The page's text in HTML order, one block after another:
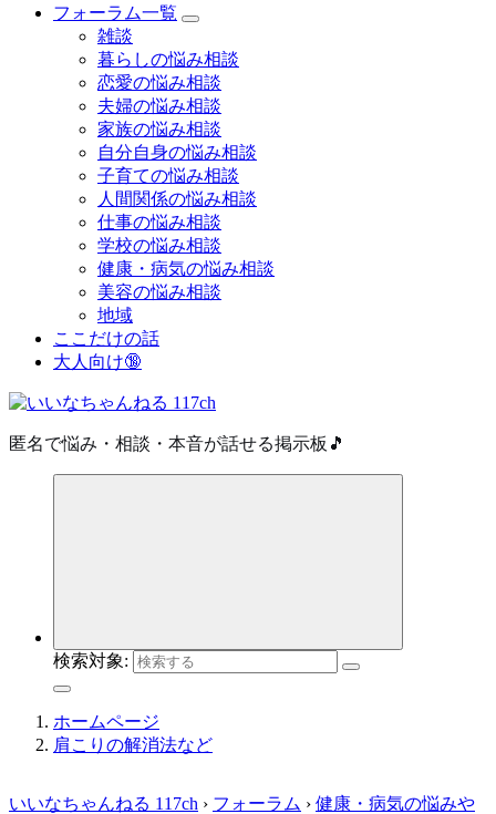
フォーラム一覧
雑談
暮らしの悩み相談
恋愛の悩み相談
夫婦の悩み相談
家族の悩み相談
自分自身の悩み相談
子育ての悩み相談
人間関係の悩み相談
仕事の悩み相談
学校の悩み相談
健康・病気の悩み相談
美容の悩み相談
地域
ここだけの話
大人向け🔞
匿名で悩み・相談・本音が話せる掲示板🎵
検索対象:
ホームページ
肩こりの解消法など
いいなちゃんねる 117ch › フォーラム › 健康・病気の悩みや